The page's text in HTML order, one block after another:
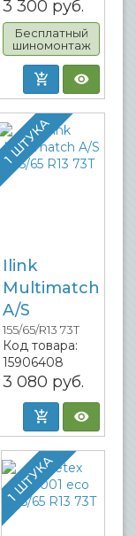
3 300 руб.
Бесплатный
шиномонтаж
1 ШТУКА
Ilink
Multimatch
A/S
155/65/R13 73T
Код товара:
15906408
3 080 руб.
1 ШТУКА